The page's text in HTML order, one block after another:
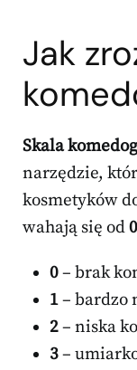
Jak
Skala
narzędzie,
kosmetyków
wahają się od0
0– brak
1– bardzo
2– niska
3–